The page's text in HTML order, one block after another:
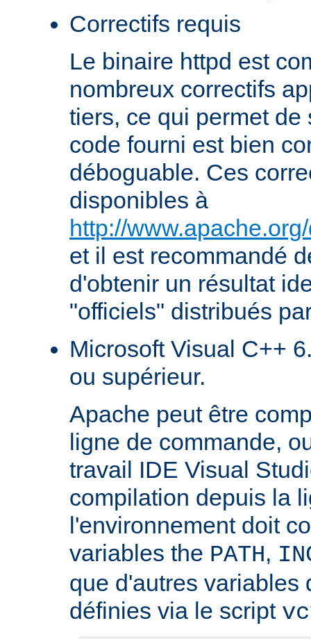
Correctifs requis
Le binaire httpd est
nombreux correctifs
tiers, ce qui permet de
code fourni est bien
déboguable. Ces
disponibles à
http://
et il est recommandé
d'obtenir un résultat
"officiels" distribués
Microsoft Visual C++
ou supérieur.
Apache peut être
ligne de commande,
travail IDE Visual
compilation depuis la
l'environnement doit
variables the PATH,
que d'autres variables
définies via le script